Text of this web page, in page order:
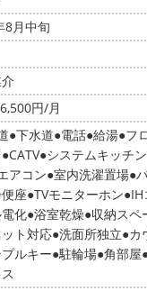
8月中旬
円/月
下水道 電話 給湯 フ
CATV システムキッチン
アコン 室内洗濯置場
座 TVモニターホン IH
化 浴室乾燥 収納スペ
ト対応 洗面所独立 カ
ルキー 駐輪場 角部屋